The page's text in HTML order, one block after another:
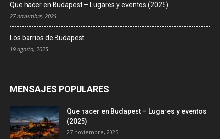
Que hacer en Budapest – Lugares y eventos (2025)
27 noviembre, 2025
Los barrios de Budapest
19 agosto, 2025
MENSAJES POPULARES
Que hacer en Budapest – Lugares y eventos
(2025)
27 noviembre, 2025